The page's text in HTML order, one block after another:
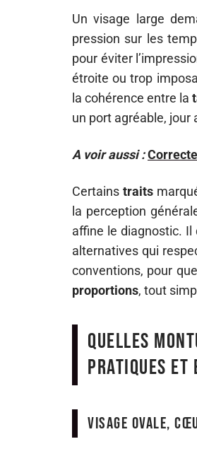
Un visage large
pression sur les
pour éviter
étroite ou trop
la cohérence entre la
un port agréable, jour
A voir aussi :
Certainstraits
la perception
affine le diagnostic. Il
alternatives qui
conventions, pour
proportions, tout
Quelles
pratiques et
Visage ovale,